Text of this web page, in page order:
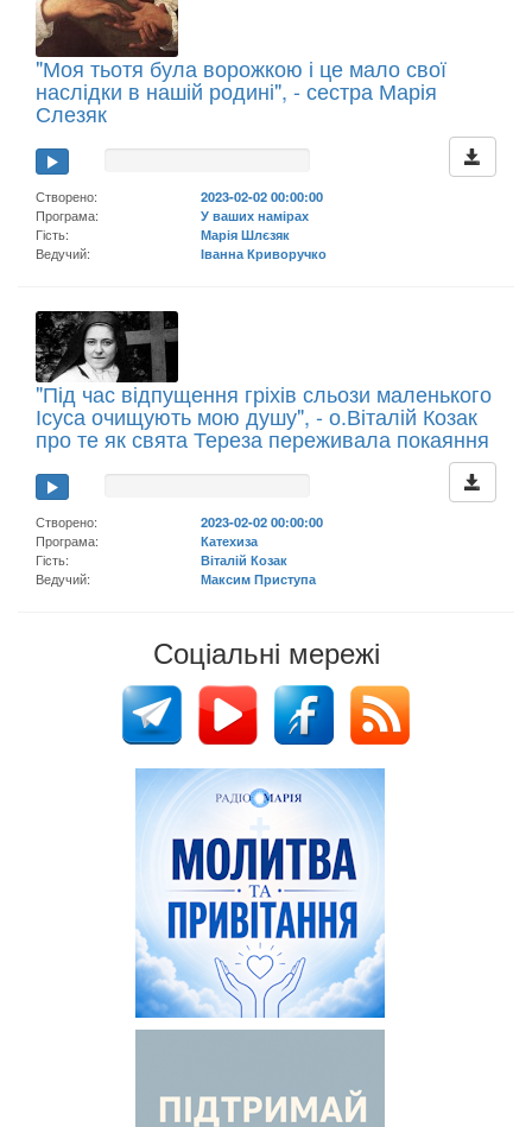
"Моя тьотя була ворожкою і це мало свої
наслідки в нашій родині", - сестра Марія
Слезяк
Створено:
2023-02-02 00:00:00
Програма:
У ваших намірах
Гість:
Марія Шлєзяк
Ведучий:
Іванна Криворучко
"Під час відпущення гріхів сльози маленького
Ісуса очищують мою душу", - о.Віталій Козак
про те як свята Тереза переживала покаяння
Створено:
2023-02-02 00:00:00
Програма:
Катехиза
Гість:
Віталій Козак
Ведучий:
Максим Приступа
Соціальні мережі